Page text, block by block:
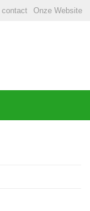
contact Onze Website